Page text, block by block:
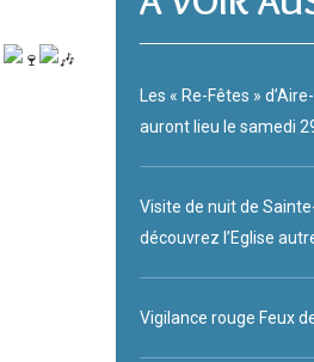
Les « Re-Fêtes »
auront lieu le samedi
Visite de nuit de
découvrez l’Eglise
Vigilance rouge Feux